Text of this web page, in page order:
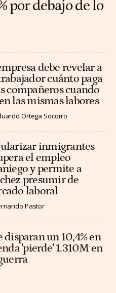
por debajo de lo
debe revelar a
cuánto paga
compañeros cuando
las mismas labores
Ortega Socorro
inmigrantes
el empleo
y permite a
presumir de
laboral
Pastor
disparan un 10,4% en
'pierde' 1.310M en